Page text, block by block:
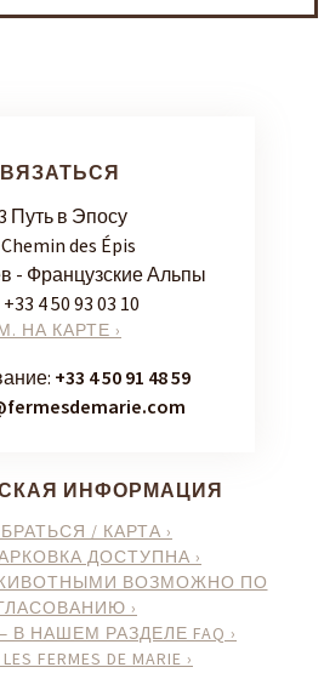
Путь в Эпосу
des Épis
- Французские Альпы
+33 4 50 93 03 10
НА КАРТЕ ›
+33 4 50 91 48 59
ИНФОРМАЦИЯ
/ КАРТА ›
ДОСТУПНА ›
ВОЗМОЖНО ПО
›
НАШЕМ РАЗДЕЛЕ FAQ ›
FERMES DE MARIE ›